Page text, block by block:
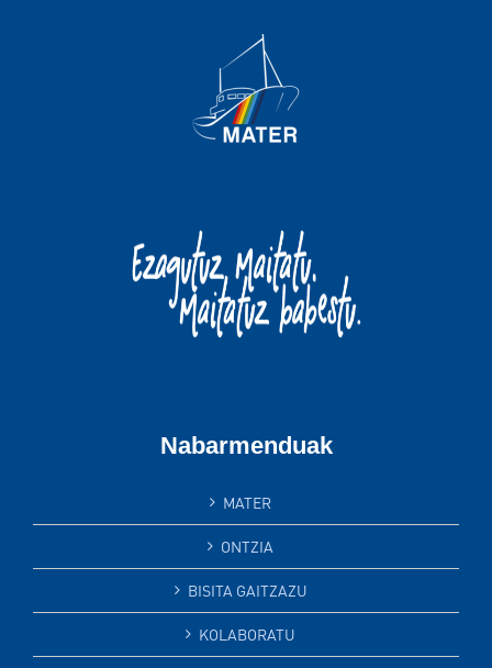
Nabarmenduak
MATER
ONTZIA
BISITA GAITZAZU
KOLABORATU